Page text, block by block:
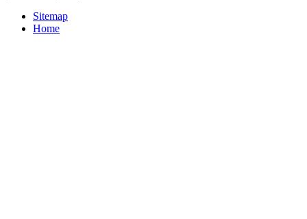
Sitemap
Home